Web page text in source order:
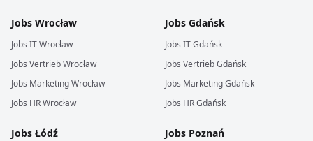
Jobs Wrocław
Jobs ITWrocław
Jobs VertriebWrocław
Jobs MarketingWrocław
Jobs HRWrocław
Jobs Gdańsk
Jobs ITGdańsk
Jobs VertriebGdańsk
Jobs MarketingGdańsk
Jobs HRGdańsk
Jobs Łódź Jobs Poznań